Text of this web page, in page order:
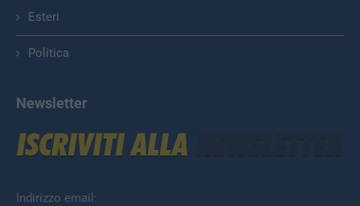
Esteri
Politica
Newsletter
Indirizzo email: